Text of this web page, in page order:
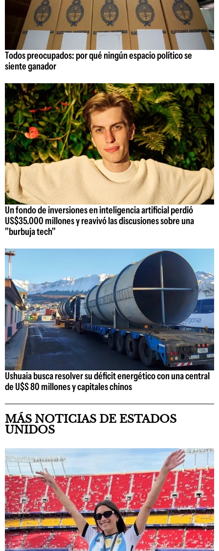
Todos preocupados: por qué ningún espacio político se
siente ganador
Un fondo de inversiones en inteligencia artificial perdió
US$35.000 millones y reavivó las discusiones sobre una
"burbuja tech"
Ushuaia busca resolver su déficit energético con una central
de U$S 80 millones y capitales chinos
MÁS NOTICIAS DE ESTADOS
UNIDOS